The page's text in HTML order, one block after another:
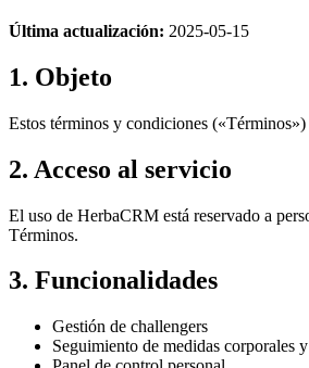
Última actualización: 2025-05-15
1. Objeto
Estos términos y condiciones
2. Acceso al servicio
El uso de HerbaCRM está reservado a
Términos.
3. Funcionalidades
Gestión de challengers
Seguimiento de medidas corporales